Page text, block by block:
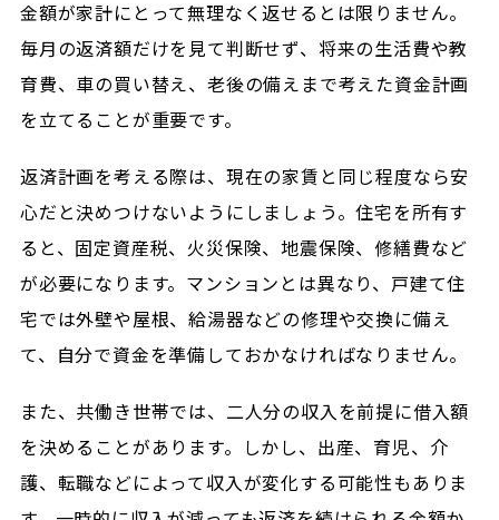
金額が家計にとって無理なく返せるとは限りません。
毎月の返済額だけを見て判断せず、将来の生活費や教
育費、車の買い替え、老後の備えまで考えた資金計画
を立てることが重要です。
返済計画を考える際は、現在の家賃と同じ程度なら安
心だと決めつけないようにしましょう。住宅を所有す
ると、固定資産税、火災保険、地震保険、修繕費など
が必要になります。マンションとは異なり、戸建て住
宅では外壁や屋根、給湯器などの修理や交換に備え
て、自分で資金を準備しておかなければなりません。
また、共働き世帯では、二人分の収入を前提に借入額
を決めることがあります。しかし、出産、育児、介
護、転職などによって収入が変化する可能性もありま